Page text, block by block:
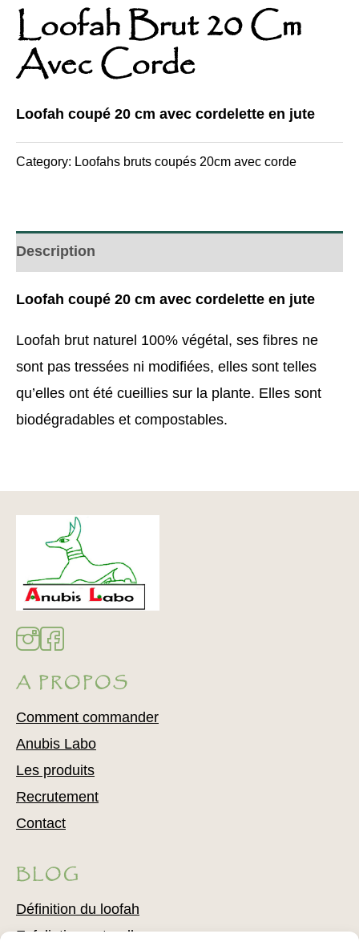
Loofah Brut 20 Cm
Avec Corde
Loofah coupé 20 cm avec cordelette en jute
Category: Loofahs bruts coupés 20cm avec corde
Description
Loofah coupé 20 cm avec cordelette en jute
Loofah brut naturel 100% végétal, ses fibres ne
sont pas tressées ni modifiées, elles sont telles
qu’elles ont été cueillies sur la plante. Elles sont
biodégradables et compostables.
A PROPOS
Comment commander
Anubis Labo
Les produits
Recrutement
Contact
BLOG
Définition du loofah
Exfoliation naturelle